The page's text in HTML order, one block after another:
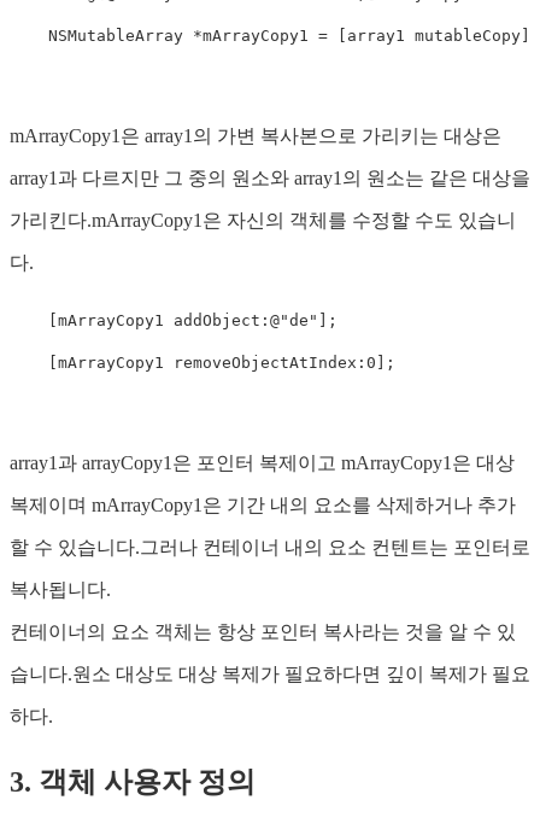
NSMutableArray *mArrayCopy1 = [array1 mutableCopy];
mArrayCopy1은 array1의 가변 복사본으로 가리키는 대상은
array1과 다르지만 그 중의 원소와 array1의 원소는 같은 대상을
가리킨다.mArrayCopy1은 자신의 객체를 수정할 수도 있습니
다.
[mArrayCopy1 addObject:@"de"] ;
[mArrayCopy1 removeObjectAtIndex:0] ;
array1과 arrayCopy1은 포인터 복제이고 mArrayCopy1은 대상
복제이며 mArrayCopy1은 기간 내의 요소를 삭제하거나 추가
할 수 있습니다.그러나 컨테이너 내의 요소 컨텐트는 포인터로
복사됩니다.
컨테이너의 요소 객체는 항상 포인터 복사라는 것을 알 수 있
습니다.원소 대상도 대상 복제가 필요하다면 깊이 복제가 필요
하다.
3. 객체 사용자 정의